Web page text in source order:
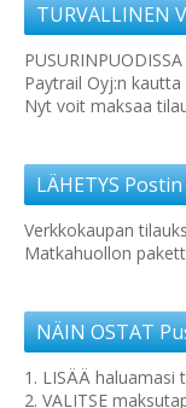
TURVALLINEN
Paytrail Oyj:n
Nyt voit maksaa
LÄHETYS
Verkkokaupan
Matkahuollon
NÄIN OSTAT
1. LISÄÄ haluamasi
2. VALITSE